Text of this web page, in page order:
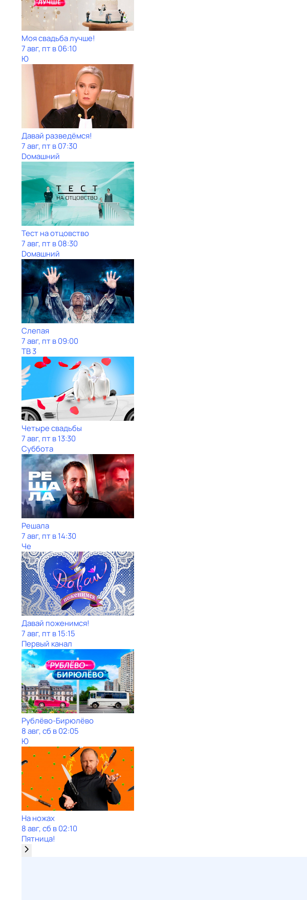
Моя свадьба лучше!
7 авг, пт в 06:10
Ю
Давай рaзвeдёмся!
7 авг, пт в 07:30
Dомашний
Тест на отцовство
7 авг, пт в 08:30
Dомашний
Слепая
7 авг, пт в 09:00
ТВ 3
Четыре свадьбы
7 авг, пт в 13:30
Суббота
Решала
7 авг, пт в 14:30
Че
Давай поженимся!
7 авг, пт в 15:15
Первый канал
Рублёво-Бирюлёво
8 авг, сб в 02:05
Ю
На ножах
8 авг, сб в 02:10
Пятница!